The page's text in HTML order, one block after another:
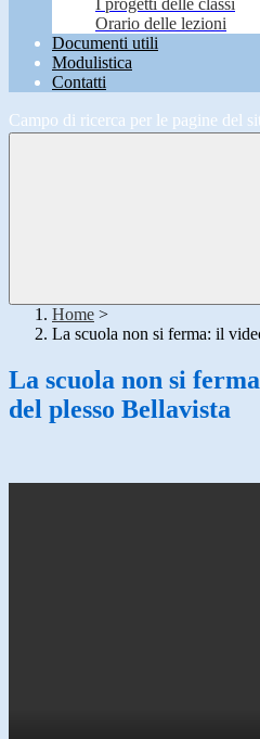
I progetti delle classi
Orario delle lezioni
Documenti utili
Modulistica
Contatti
Campo di ricerca per le pagine del
Home >
La scuola non si ferma: il
La scuola non si
del plesso Bellavista